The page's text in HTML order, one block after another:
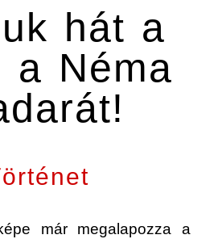
hát a
a Néma
már megalapozza a